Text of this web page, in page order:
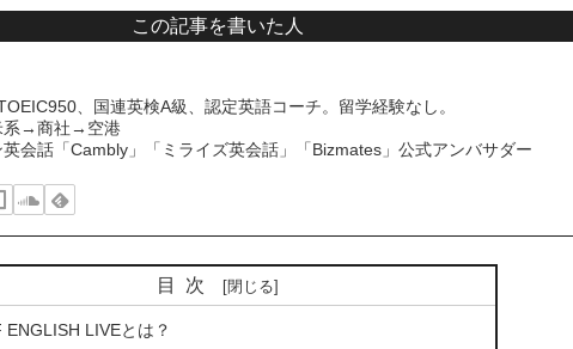
この記事を書いた人
、国連英検A級、認定英語コーチ。留学経験なし。
系→商社→空港
会話「Cambly」「ミライズ英会話」「Bizmates」公式アンバサダー
目次
ENGLISH LIVEとは？